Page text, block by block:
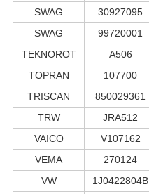
SWAG 30927095
SWAG
99720001
TEKNOROT
A506
TOPRAN
107700
TRISCAN
850029361
TRW
JRA512
VAICO
V107162
VEMA
270124
VW
1J0422804B